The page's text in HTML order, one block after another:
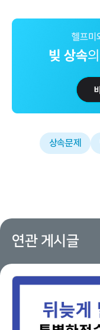
상속문제
연관 게시글